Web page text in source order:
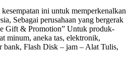
ini untuk memperkenalkan
Sebagai perusahaan yang bergerak
Gift & Promotion” Untuk produk-
minum, aneka tas, elektronik,
bank, Flash Disk – jam – Alat Tulis,